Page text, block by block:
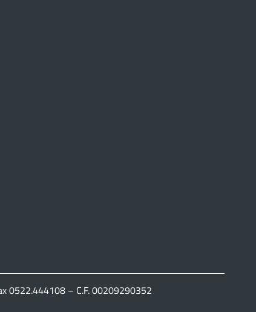
0522.444108 – C.F. 00209290352